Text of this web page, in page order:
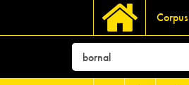
Corpus